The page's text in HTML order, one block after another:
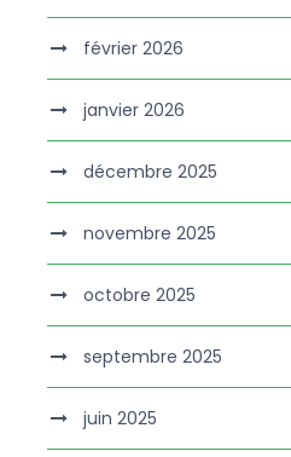
février 2026
janvier 2026
décembre 2025
novembre 2025
octobre 2025
septembre 2025
juin 2025